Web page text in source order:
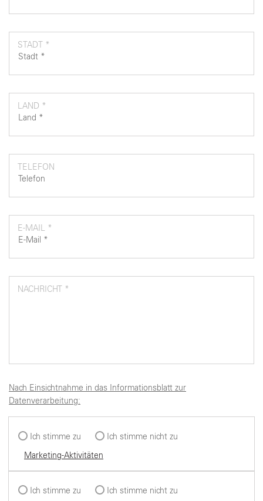
STADT *
LAND *
TELEFON
E-MAIL *
NACHRICHT *
Nach Einsichtnahme in das Informationsblatt zur
Datenverarbeitung:
Ich stimme zu
Ich stimme nicht zu
Marketing-Aktivitäten
Ich stimme zu
Ich stimme nicht zu